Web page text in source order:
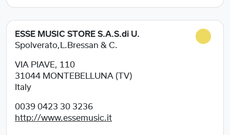
ESSE MUSIC STORE S.A.S.di U.
Spolverato,L.Bressan & C.
VIA PIAVE, 110
31044 MONTEBELLUNA (TV)
Italy
0039 0423 30 3236
http://www.essemusic.it